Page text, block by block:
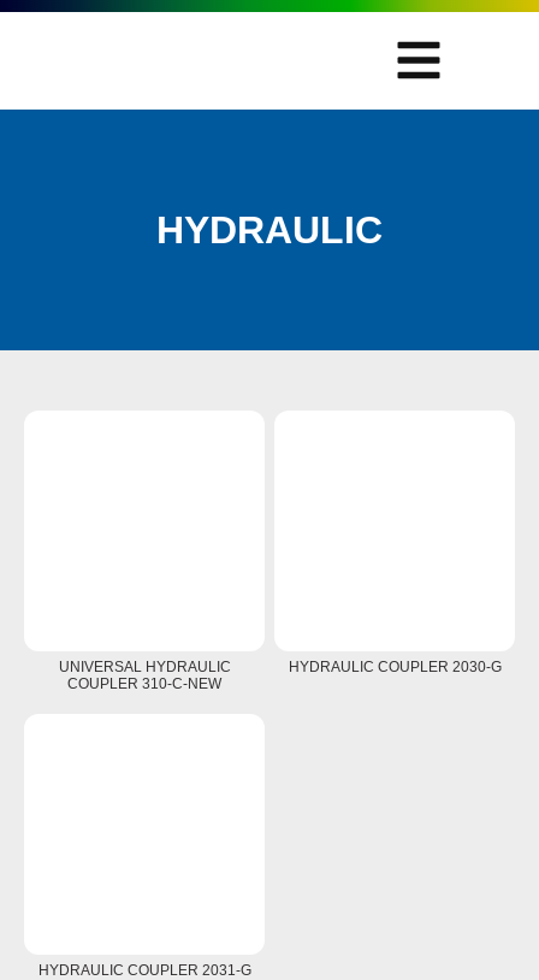
HYDRAULIC
UNIVERSAL HYDRAULIC
COUPLER 310-C-NEW
HYDRAULIC COUPLER 2030-G
HYDRAULIC COUPLER 2031-G